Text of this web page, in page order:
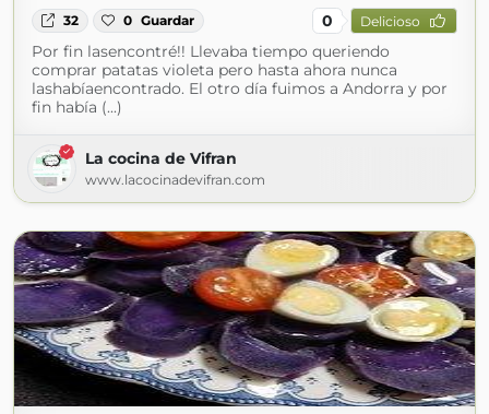
32 0 Guardar 0 Delicioso
Por fin lasencontré!! Llevaba tiempo queriendo
comprar patatas violeta pero hasta ahora nunca
lashabíaencontrado. El otro día fuimos a Andorra y por
fin había (...)
La cocina de Vifran
www.lacocinadevifran.com